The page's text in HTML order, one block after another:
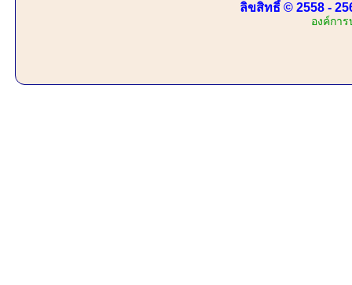
ลิขสิทธิ์ © 2558 -
องค์กา